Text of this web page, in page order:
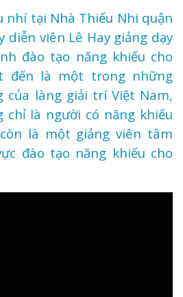
nhí tại Nhà Thiếu Nhi quận
diễn viên Lê Hay giảng dạy
đào tạo năng khiếu cho
đến là một trong những
của làng giải trí Việt Nam,
chỉ là người có năng khiếu
là một giảng viên tâm
đào tạo năng khiếu cho